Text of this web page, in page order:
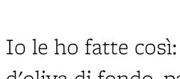
Io le ho fatte